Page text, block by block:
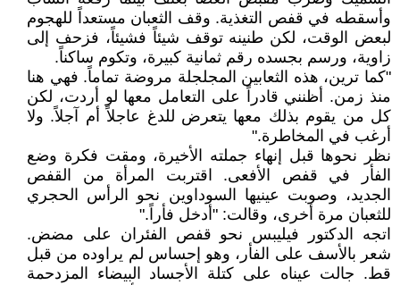
وأسقطه في قفص التغذية. وقف الثعبان مستعداً للهجوم
لبعض الوقت، لكن طنينه توقف شيئاً فشيئاً، فزحف إلى
زاوية، ورسم بجسده رقم ثمانية كبيرة، وتكوم ساكناً.
"كما ترين، هذه الثعابين المجلجلة مروضة تماماً. فهي هنا
منذ زمن. أظنني قادراً على التعامل معها لو أردت، لكن
كل من يقوم بذلك معها يتعرض للدغ عاجلاً أم آجلاً. ولا
أرغب في المخاطرة."
نظر نحوها قبل إنهاء جملته الأخيرة، ومقت فكرة وضع
الفأر في قفص الأفعى. اقتربت المرأة من القفص
الجديد، وصوبت عينيها السوداوين نحو الرأس الحجري
للثعبان مرة أخرى، وقالت: "أدخل فأراً."
اتجه الدكتور فيليبس نحو قفص الفئران على مضض.
شعر بالأسف على الفأر، وهو إحساس لم يراوده من قبل
قط. جالت عيناه على كتلة الأجساد البيضاء المزدحمة